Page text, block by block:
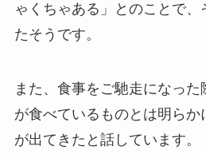
ゃくちゃある」とのことで
たそうです。
また、食事をご馳走になっ
が食べているものとは明らか
が出てきたと話しています。